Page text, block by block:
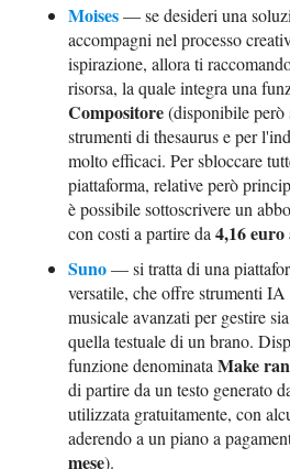
Moises— se desideri una
accompagni nel processo
ispirazione, allora ti
risorsa, la quale integra una
Compositore(disponibile
strumenti di thesaurus e per
molto efficaci. Per sbloccare
piattaforma, relative però
è possibile sottoscrivere un
con costi a partire da4,16 euro
Suno— si tratta di una
versatile, che offre strumenti
musicale avanzati per gestire
quella testuale di un brano.
funzione denominataMake
di partire da un testo generato
utilizzata gratuitamente, con
aderendo a un piano a
mese).